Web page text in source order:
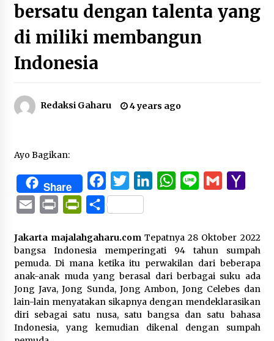
bersatu dengan talenta yang
di miliki membangun
Indonesia
Redaksi Gaharu 4 years ago
Ayo Bagikan:
Share FacebookTwitterLinkedInWhatsApp
Line Gmail
Email Print PrintFriendly
Share
Jakarta majalahgaharu.comTepatnya 28 Oktober 2022
bangsa Indonesia memperingati 94 tahun sumpah
pemuda. Di mana ketika itu perwakilan dari beberapa
anak-anak muda yang berasal dari berbagai suku ada
Jong Java, Jong Sunda, Jong Ambon, Jong Celebes dan
lain-lain menyatakan sikapnya dengan mendeklarasikan
diri sebagai satu nusa, satu bangsa dan satu bahasa
Indonesia, yang kemudian dikenal dengan sumpah